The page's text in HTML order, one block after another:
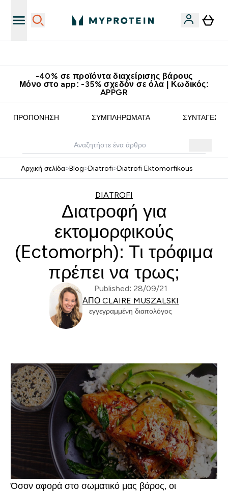
-40% σε προϊόντα διαχείρισης βάρους
Μόνο στο app: -35% σχεδόν σε όλα | Κωδικός:
APPGR
ΠΡΟΠΌΝΗΣΗ ΣΥΜΠΛΗΡΏΜΑΤΑ ΣΥΝΤΑΓΈΣ
Αρχική σελίδα>Blog>Diatrofi>Diatrofi Ektomorfikous
DIATROFI
Διατροφή για
εκτομορφικούς
(Ectomorph): Τι τρόφιμα
πρέπει να τρως;
Published: 28/09/21
ΑΠΌ CLAIRE MUSZALSKI
εγγεγραμμένη διαιτολόγος
Όσον αφορά στο σωματικό μας βάρος, οι